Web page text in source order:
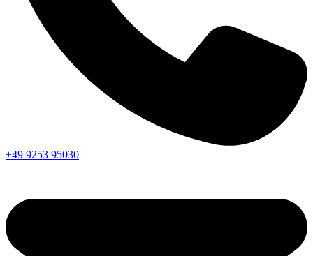
+49 9253 95030